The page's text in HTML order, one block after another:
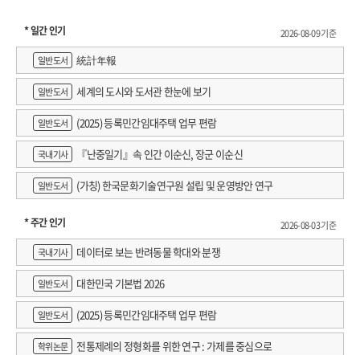
* 일간 인기
2026-08-09 기준
일반도서
統計年報
일반도서 세계의 도시와 도서관 한눈에 보기
일반도서 (2025) 등록민간임대주택 업무 편람
국내기사 『난중일기』속 인간 이순신, 장군 이순신
일반도서 (가칭) 한국문화기술연구원 설립 및 운영방안 연구
* 주간 인기
2026-08-03 기준
국내기사
데이터로 보는 반려동물 학대와 분쟁
일반도서 대한민국 기본법 2026
일반도서 (2025) 등록민간임대주택 업무 편람
학위논문 전통제례의 정형화를 위한 연구 : 가제를 중심으로